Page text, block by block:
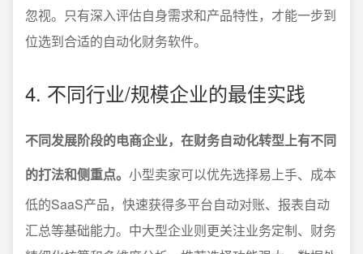
忽视。只有深入评估自身需求和产品特性，才能一步到
位选到合适的自动化财务软件。
4. 不同行业/规模企业的最佳实践
不同发展阶段的电商企业，在财务自动化转型上有不同
的打法和侧重点。 小型卖家可以优先选择易上手、成本
低的SaaS产品，快速获得多平台自动对账、报表自动
汇总等基础能力。中大型企业则更关注业务定制、财务